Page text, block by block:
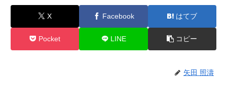
X Facebook はてブ
Pocket LINE コピー
矢田 照濤